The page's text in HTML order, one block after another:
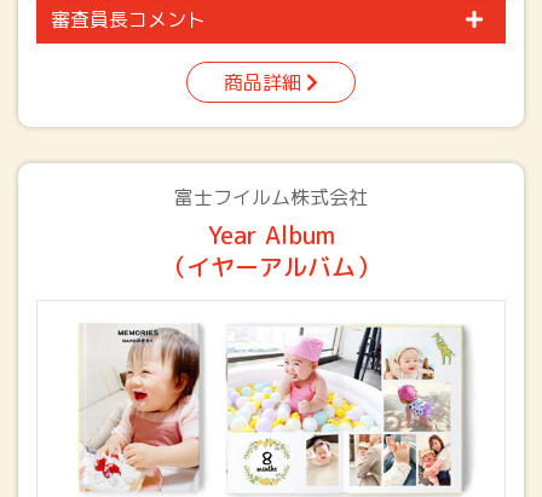
審査員長コメント
商品詳細
富士フイルム株式会社
Year Album
（イヤーアルバム）